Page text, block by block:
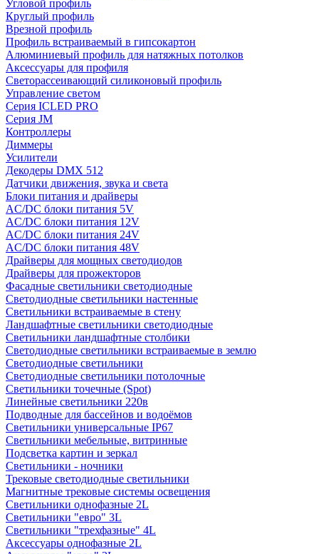
Угловой профиль
Круглый профиль
Врезной профиль
Профиль встраиваемый в гипсокартон
Алюминиевый профиль для натяжных потолков
Аксессуары для профиля
Светорассеивающий силиконовый профиль
Управление светом
Серия ICLED PRO
Серия JM
Контроллеры
Диммеры
Усилители
Декодеры DMX 512
Датчики движения, звука и света
Блоки питания и драйверы
AC/DC блоки питания 5V
AC/DC блоки питания 12V
AC/DC блоки питания 24V
AC/DC блоки питания 48V
Драйверы для мощных светодиодов
Драйверы для прожекторов
Фасадные светильники светодиодные
Светодиодные светильники настенные
Светильники встраиваемые в стену
Ландшафтные светильники светодиодные
Светильники ландшафтные столбики
Светодиодные светильники встраиваемые в землю
Светодиодные светильники
Светодиодные светильники потолочные
Светильники точечные (Spot)
Линейные светильники 220в
Подводные для бассейнов и водоёмов
Светильники универсальные IP67
Светильники мебельные, витринные
Подсветка картин и зеркал
Светильники - ночники
Трековые светодиодные светильники
Магнитные трековые системы освещения
Светильники однофазные 2L
Светильники "евро" 3L
Светильники "трехфазные" 4L
Аксессуары однофазные 2L